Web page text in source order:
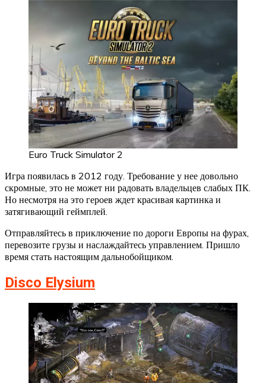
Euro Truck Simulator 2
Игра появилась в 2012 году. Требование у нее довольно
скромные, это не может ни радовать владельцев слабых ПК.
Но несмотря на это героев ждет красивая картинка и
затягивающий геймплей.
Отправляйтесь в приключение по дороги Европы на фурах,
перевозите грузы и наслаждайтесь управлением. Пришло
время стать настоящим дальнобойщиком.
Disco Elysium